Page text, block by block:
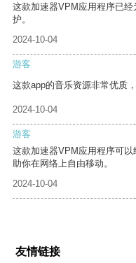
这款加速器VPM应用程序已
护。
2024-10-04
游客
这款app的音乐资源非常优质
2024-10-04
游客
这款加速器VPM应用程序可
助你在网络上自由移动。
2024-10-04
友情链接